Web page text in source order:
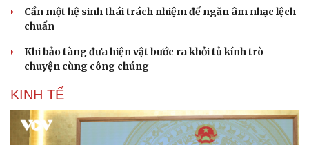
Sức khỏe
Dinh dưỡng - món ngon
Đời sống
Nhà đẹp
Cần một hệ sinh thái trách nhiệm để ngăn âm nhạc lệch
chuẩn
Khi bảo tàng đưa hiện vật bước ra khỏi tủ kính trò
chuyện cùng công chúng
KINH TẾ